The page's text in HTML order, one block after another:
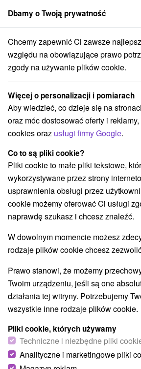
członek grupySorger
i paintball Stredné Slovensko Žilinský
Areny laserowe i
Liptovský Mikuláš a v
Kategorie
Wszystkie kategorie
Atrakcje z
Atrakcje turystyczne(5)
Ogrody zoologiczne i fermy zwierząt
Atrakcje dla dzieci(9) Pomniki(1)
Aquaparki, baseny(1)
Ośrodki i miasteczka dziecięce(2)
Areny laserowe i paintball(2) Sporty
LiptovLasers Liptovský Mikuláš
Dbamy o Twoją prywatność
Chcemy zapewnić Ci zawsze
względu na obowiązujące prawo
zgody na używanie plików cookie.
Więcej o personalizacji i pomiarach
Aby wiedzieć, co dzieje się na
oraz móc dostosować oferty i
cookies oraz usługi firmy Google.
Co to są pliki cookie?
Pliki cookie to małe pliki tekstowe,
wykorzystywane przez strony
usprawnienia obsługi przez
cookie możemy oferować Ci usługi
naprawdę szukasz i chcesz znaleźć.
W dowolnym momencie możesz
rodzaje plików cookie chcesz
Prawo stanowi, że możemy
Twoim urządzeniu, jeśli są one
działania tej witryny. Potrzebujemy
wszystkie inne rodzaje plików cookie.
Pliki cookie, których używamy
Techniczne i niezbędne pliki
Analityczne i marketingowe pliki